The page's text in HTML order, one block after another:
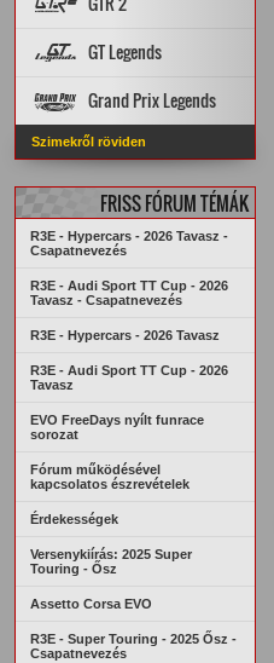
STATISZTIKÁK
STATISZTIKÁKGT Legends
KREDITRENDSZER
PÁLYA REKORDOK
STATISZTIKÁK
ARCHÍVUM
Grand Prix Legends
Főoldal
Szimekről röviden
FRISS FÓRUM TÉMÁK
R3E - Hypercars - 2026 Tavasz -
Csapatnevezés
R3E - Audi Sport TT Cup - 2026
Tavasz - Csapatnevezés
R3E - Hypercars - 2026 Tavasz
R3E - Audi Sport TT Cup - 2026
Tavasz
EVO FreeDays nyílt funrace
sorozat
Fórum működésével
kapcsolatos észrevételek
Érdekességek
Versenykiírás: 2025 Super
Touring - Ősz
Assetto Corsa EVO
R3E - Super Touring - 2025 Ősz -
Csapatnevezés